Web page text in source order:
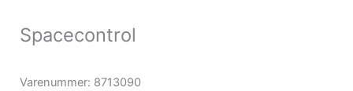
Spacecontrol
Varenummer: 8713090